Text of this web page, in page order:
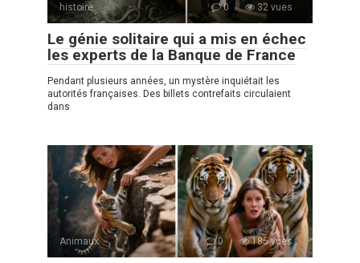
histoire 0 32 vues
Le génie solitaire qui a mis en échec
les experts de la Banque de France
Pendant plusieurs années, un mystère inquiétait les
autorités françaises. Des billets contrefaits circulaient
dans
Animaux 0 185 vues